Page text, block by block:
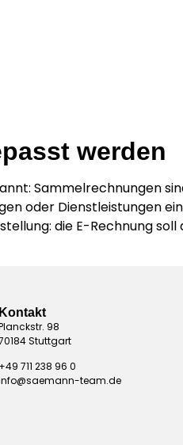
werden
Sammelrechnungen
oder Dienstleistungen
die E-Rechnung soll
Kontakt
98
Stuttgart
+49 711 238 96 0
team.de